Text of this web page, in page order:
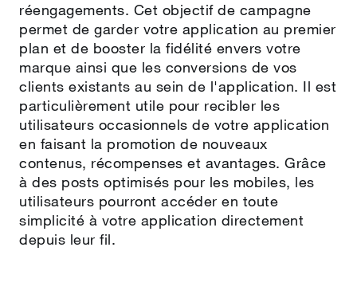
réengagements. Cet objectif de campagne
permet de garder votre application au premier
plan et de booster la fidélité envers votre
marque ainsi que les conversions de vos
clients existants au sein de l'application. Il est
particulièrement utile pour recibler les
utilisateurs occasionnels de votre application
en faisant la promotion de nouveaux
contenus, récompenses et avantages. Grâce
à des posts optimisés pour les mobiles, les
utilisateurs pourront accéder en toute
simplicité à votre application directement
depuis leur fil.